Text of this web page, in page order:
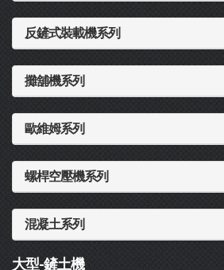
反鏟式裝載機系列
攤舖機系列
歐維姆系列
螺桿空壓機系列
混凝土系列
大型-鏟土機